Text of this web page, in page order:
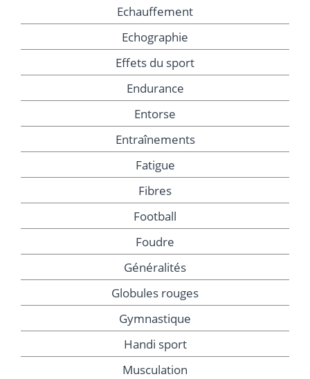
Echauffement
Echographie
Effets du sport
Endurance
Entorse
Entraînements
Fatigue
Fibres
Football
Foudre
Généralités
Globules rouges
Gymnastique
Handi sport
Musculation